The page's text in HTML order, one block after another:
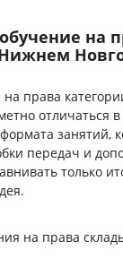
на
на права
отличаться
занятий,
передач и
только
на права